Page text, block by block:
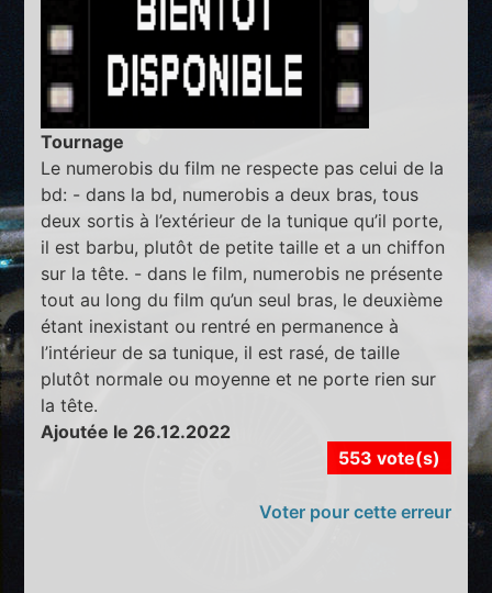
Tournage
Le numerobis du film ne respecte pas celui de la
bd: - dans la bd, numerobis a deux bras, tous
deux sortis à l’extérieur de la tunique qu’il porte,
il est barbu, plutôt de petite taille et a un chiffon
sur la tête. - dans le film, numerobis ne présente
tout au long du film qu’un seul bras, le deuxième
étant inexistant ou rentré en permanence à
l’intérieur de sa tunique, il est rasé, de taille
plutôt normale ou moyenne et ne porte rien sur
la tête.
Ajoutée le 26.12.2022
553 vote(s)
Voter pour cette erreur